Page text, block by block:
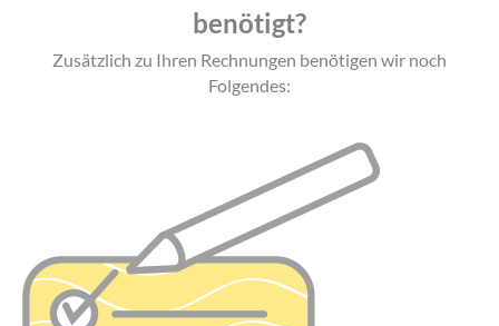
benötigt?
Zusätzlich zu Ihren Rechnungen benötigen wir noch
Folgendes: